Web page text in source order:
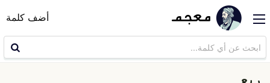
أضف كلمة